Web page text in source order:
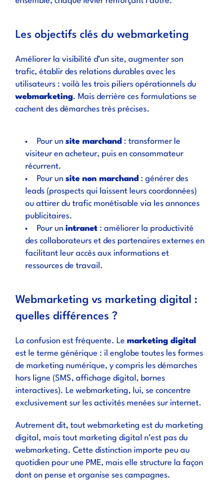
Les objectifs clés du webmarketing
Améliorer la visibilité d’un site, augmenter son
trafic, établir des relations durables avec les
utilisateurs : voilà les trois piliers opérationnels du
webmarketing. Mais derrière ces formulations se
cachent des démarches très précises.
Pour unsite marchand : transformer le
visiteur en acheteur, puis en consommateur
récurrent.
Pour unsite non marchand : générer des
leads (prospects qui laissent leurs coordonnées)
ou attirer du trafic monétisable via les annonces
publicitaires.
Pour unintranet : améliorer la productivité
des collaborateurs et des partenaires externes en
facilitant leur accès aux informations et
ressources de travail.
Webmarketing vs marketing digital :
quelles différences ?
La confusion est fréquente. Lemarketing digital
est le terme générique : il englobe toutes les formes
de marketing numérique, y compris les démarches
hors ligne (SMS, affichage digital, bornes
interactives). Le webmarketing, lui, se concentre
exclusivement sur les activités menées sur internet.
Autrement dit, tout webmarketing est du marketing
digital, mais tout marketing digital n’est pas du
webmarketing. Cette distinction importe peu au
quotidien pour une PME, mais elle structure la façon
dont on pense et organise ses campagnes.